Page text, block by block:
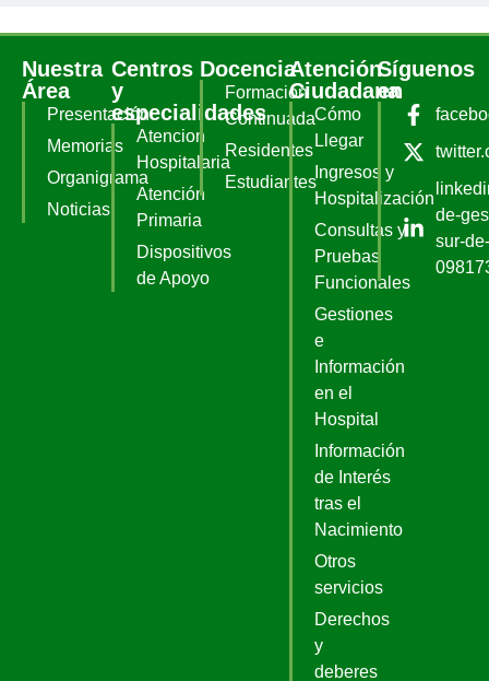
Nuestra
Área
Presentación
Memorias
Organigrama
Noticias
Centros
y
especialidades
Atencion
Hospitalaria
Atención
Primaria
Dispositivos
de Apoyo
Docencia
Formación
Continuada
Residentes
Estudiantes
Atención
Ciudadana
Cómo
Llegar
Ingresos y
Hospitalización
Consultas y
Pruebas
Funcionales
Gestiones
e
Información
en el
Hospital
Información
de Interés
tras el
Nacimiento
Otros
servicios
Derechos
y
deberes
Síguenos
en
de-
sur-